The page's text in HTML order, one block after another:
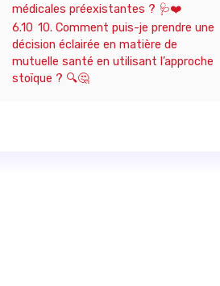
médicales préexistantes ? 🩺❤️
6.10 10. Comment puis-je prendre une
décision éclairée en matière de
mutuelle santé en utilisant l’approche
stoïque ? 🔍🤔